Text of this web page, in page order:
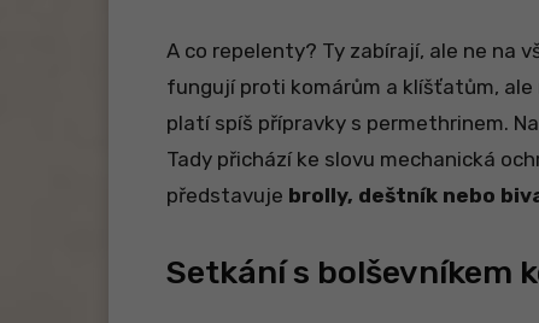
A co repelenty? Ty zabírají, ale ne na
fungují proti komárům a klíšťatům, ale
platí spíš přípravky s permethrinem.
Tady přichází ke slovu mechanická
představuje brolly, deštník nebo
Setkání s bolševníkem